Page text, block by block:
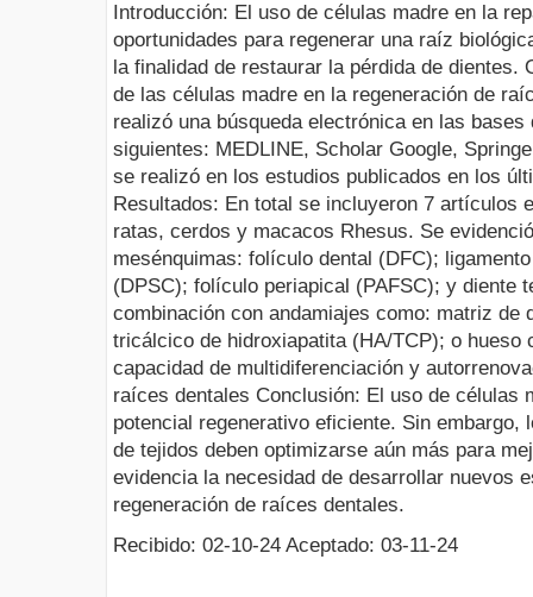
Introducción: El uso de células madre en la
oportunidades para regenerar una raíz
la finalidad de restaurar la pérdida de dientes.
de las células madre en la regeneración de
realizó una búsqueda electrónica en las
siguientes: MEDLINE, Scholar Google,
se realizó en los estudios publicados en los
Resultados: En total se incluyeron 7 artículos
ratas, cerdos y macacos Rhesus. Se
mesénquimas: folículo dental (DFC);
(DPSC); folículo periapical (PAFSC); y diente
combinación con andamiajes como: matriz de
tricálcico de hidroxiapatita (HA/TCP); o hueso
capacidad de multidiferenciación y
raíces dentales Conclusión: El uso de células
potencial regenerativo eficiente. Sin embargo,
de tejidos deben optimizarse aún más para
evidencia la necesidad de desarrollar nuevos
regeneración de raíces dentales.
Recibido: 02-10-24 Aceptado: 03-11-24